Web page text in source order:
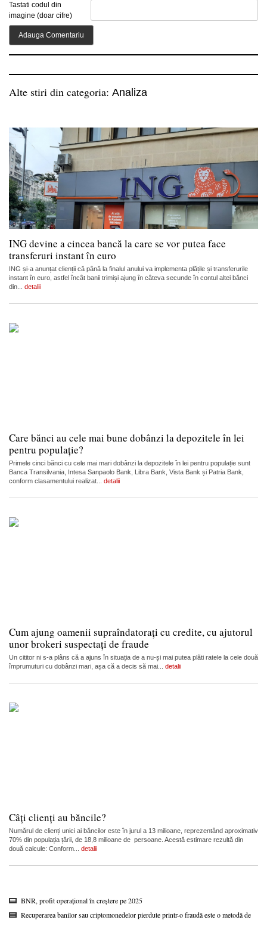
Tastati codul din
imagine (doar cifre)
Alte stiri din categoria: Analiza
ING devine a cincea bancă la care se vor putea face
transferuri instant în euro
ING și-a anunțat clienții că până la finalul anului va implementa plățile și transferurile
instant în euro, astfel încât banii trimiși ajung în câteva secunde în contul altei bănci
din... detalii
Care bănci au cele mai bune dobânzi la depozitele în lei
pentru populație?
Primele cinci bănci cu cele mai mari dobânzi la depozitele în lei pentru populație sunt
Banca Transilvania, Intesa Sanpaolo Bank, Libra Bank, Vista Bank și Patria Bank,
conform clasamentului realizat... detalii
Cum ajung oamenii supraîndatorați cu credite, cu ajutorul
unor brokeri suspectați de fraude
Un cititor ni s-a plâns că a ajuns în situația de a nu-și mai putea plăti ratele la cele două
împrumuturi cu dobânzi mari, așa că a decis să mai... detalii
Câți clienți au băncile?
Numărul de clienți unici ai băncilor este în jurul a 13 milioane, reprezentând aproximativ
70% din populația țării, de 18,8 milioane de persoane. Acestă estimare rezultă din
două calcule: Conform... detalii
BNR, profit operațional în creștere pe 2025
Recuperarea banilor sau criptomonedelor pierdute printr-o fraudă este o metodă de